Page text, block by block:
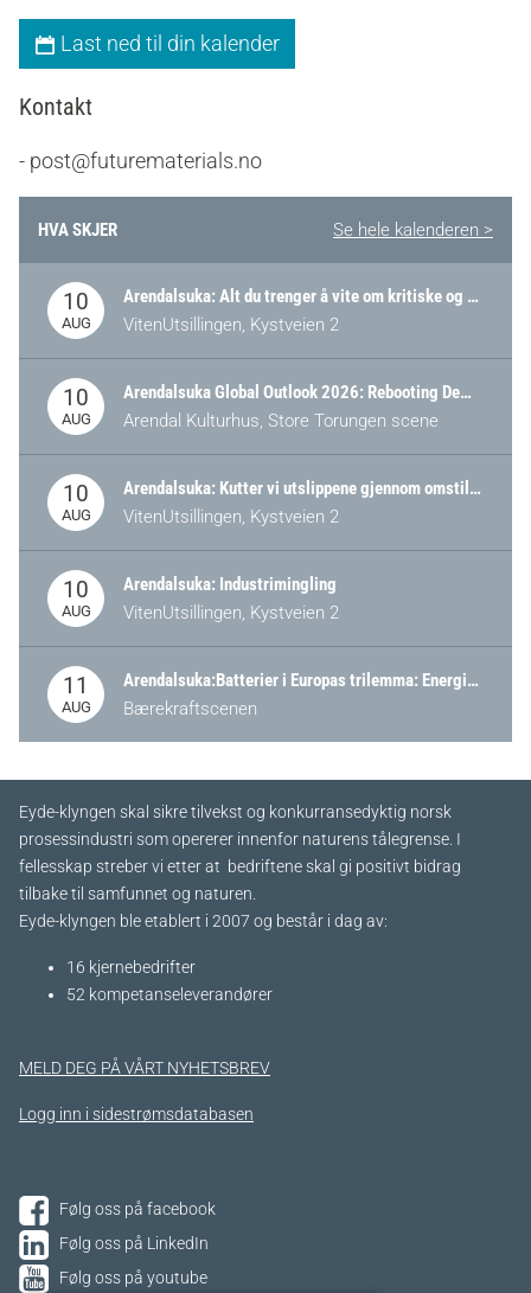
Last ned til din kalender
Kontakt
- post@futurematerials.no
HVA SKJER Se hele kalenderen >
10
AUG
Arendalsuka: Alt du trenger å vite om kritiske og strategiske verdikjeder i Norge
VitenUtsillingen, Kystveien 2
10
AUG
Arendalsuka Global Outlook 2026: Rebooting Democracy for a New World Order
Arendal Kulturhus, Store Torungen scene
10
AUG
Arendalsuka: Kutter vi utslippene gjennom omstilling – eller tap av industri?
VitenUtsillingen, Kystveien 2
10
AUG
Arendalsuka: Industrimingling
VitenUtsillingen, Kystveien 2
11
AUG
Arendalsuka:Batterier i Europas trilemma: Energisikkerhet, konkurransekraft og bærekraft (Battery Norway-arrangement)
Bærekraftscenen
Eyde-klyngen skal sikre tilvekst og konkurransedyktig norsk
prosessindustri som opererer innenfor naturens tålegrense. I
fellesskap streber vi etter at bedriftene skal gi positivt bidrag
tilbake til samfunnet og naturen.
Eyde-klyngen ble etablert i 2007 og består i dag av:
16 kjernebedrifter​
52 kompetanseleverandører
MELD DEG PÅ VÅRT NYHETSBREV
Logg inn i sidestrømsdatabasen
Følg oss på facebook
Følg oss på LinkedIn
Følg oss på youtube